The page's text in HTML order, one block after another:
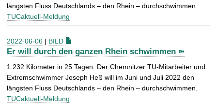
längsten Fluss Deutschlands – den Rhein – durchschwimmen.
TUCaktuell-Meldung
2022-06-06 | BILD
Er will durch den ganzen Rhein schwimmen
1.232 Kilometer in 25 Tagen: Der Chemnitzer TU-Mitarbeiter und
Extremschwimmer Joseph Heß will im Juni und Juli 2022 den
längsten Fluss Deutschlands – den Rhein – durchschwimmen.
TUCaktuell-Meldung